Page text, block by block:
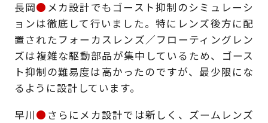
長岡● メカ設計でもゴースト抑制のシミュレーシ
ョンは徹底して行いました。特にレンズ後方に配
置されたフォーカスレンズ／フローティングレン
ズは複雑な駆動部品が集中しているため、ゴース
ト抑制の難易度は高かったのですが、最少限にな
るように設計しています。
早川● さらにメカ設計では新しく、ズームレンズ